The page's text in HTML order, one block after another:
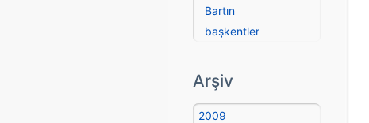
Bartın
başkentler
Bayburt
Bilecik
Bingöl
Arşiv
2009